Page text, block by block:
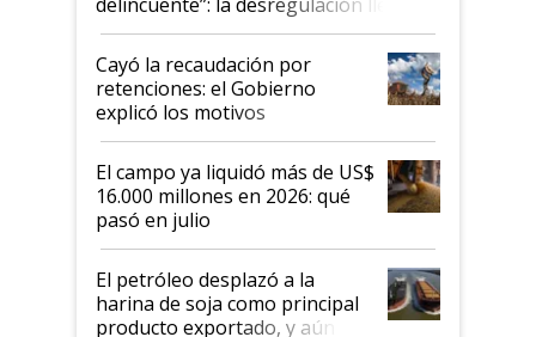
al Congreso Aapresid y hasta se
habló del financiamiento al IPCVA
Cayó la recaudación por
retenciones: el Gobierno
explicó los motivos
El campo ya liquidó más de US$
16.000 millones en 2026: qué
pasó en julio
El petróleo desplazó a la
harina de soja como principal
producto exportado, y aún así